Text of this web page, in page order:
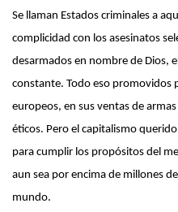
Se llaman Estados criminales a
complicidad con los asesinatos
desarmados en nombre de Dios,
constante. Todo eso promovidos
europeos, en sus ventas de
éticos. Pero el capitalismo
para cumplir los propósitos del
aun sea por encima de millones
mundo.